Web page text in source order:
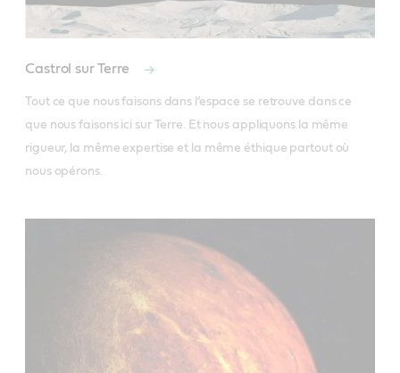
Castrol sur Terre
Tout ce que nous faisons dans l’espace se retrouve dans ce
que nous faisons ici sur Terre. Et nous appliquons la même
rigueur, la même expertise et la même éthique partout où
nous opérons.